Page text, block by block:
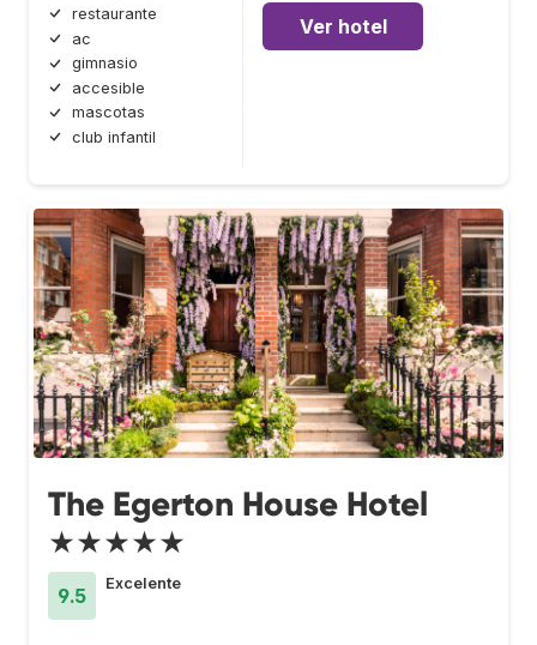
restaurante
ac
gimnasio
accesible
mascotas
club infantil
Ver hotel
The Egerton House Hotel
★★★★★
9.5
Excelente